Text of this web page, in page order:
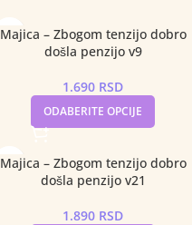
Majica – Zbogom tenzijo dobro
došla penzijo v9
1.690 RSD
ODABERITE OPCIJE
Majica – Zbogom tenzijo dobro
došla penzijo v21
1.890 RSD